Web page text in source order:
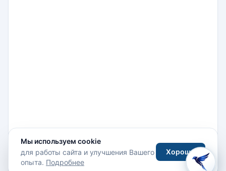
No 57 Karakoy Beyoglu, Бейоглу, 34425 Стамбул,
Турция
Мы используем cookie
для работы сайта и улучшения Вашего
опыта. Подробнее
Хорошо